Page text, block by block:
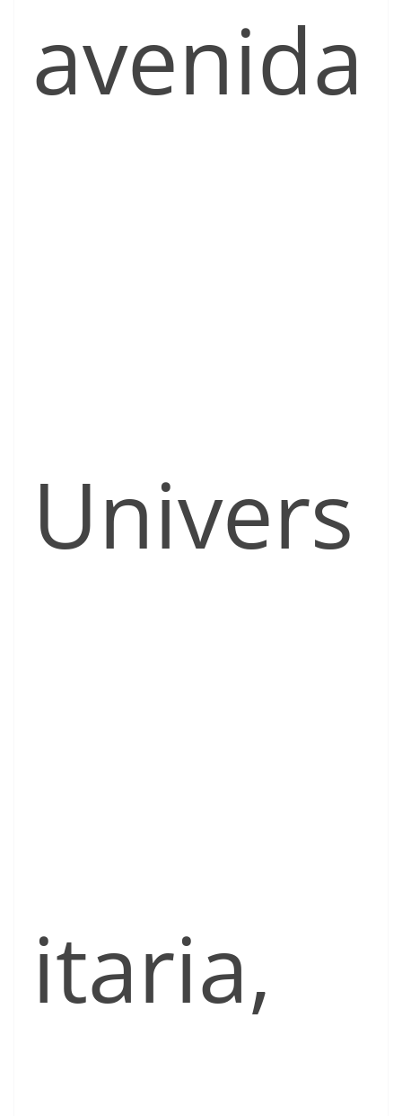
avenida
Univers
itaria,